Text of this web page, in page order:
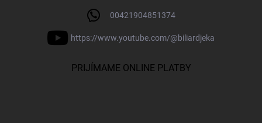
00421904851374
https://www.youtube.com/@biliardjeka
PRIJÍMAME ONLINE PLATBY